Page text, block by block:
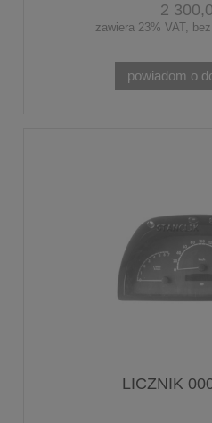
2
zawiera 23% VAT,
powiadom o
LICZNIK